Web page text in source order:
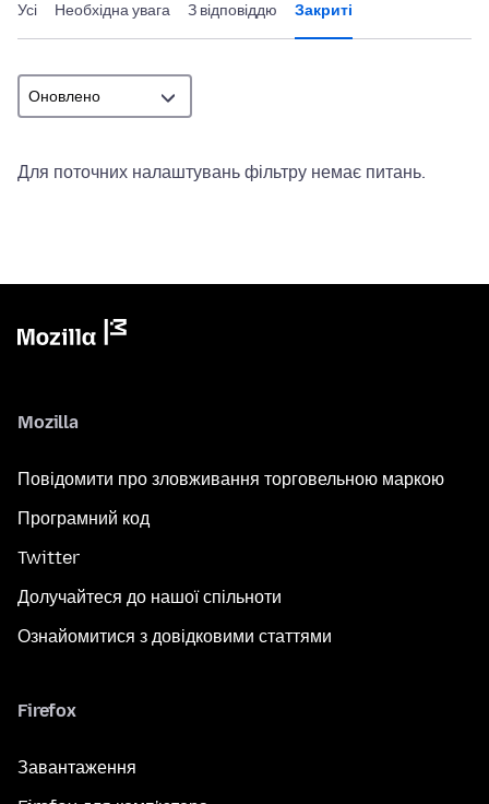
Усі Необхідна увага З відповіддю Закриті
Для поточних налаштувань фільтру немає питань.
Mozilla
Повідомити про зловживання торговельною маркою
Програмний код
Twitter
Долучайтеся до нашої спільноти
Ознайомитися з довідковими статтями
Firefox
Завантаження